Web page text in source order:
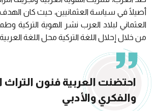
أصيلًا في سياسة العثمانيين، حيث كان
العثماني لبلاد العرب نشر الهوية التركية
من خلال إحلال اللغة التركية محل اللغة
احتضنت العربية فنون التراث
والفكري والأدبي